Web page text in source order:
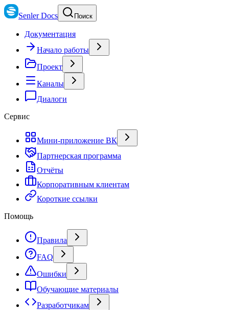
Senler Docs Поиск
Документация
Начало работы
Проект
Каналы
Диалоги
Сервис
Мини-приложение ВК
Партнерская программа
Отчёты
Корпоративным клиентам
Короткие ссылки
Помощь
Правила
FAQ
Ошибки
Обучающие материалы
Разработчикам